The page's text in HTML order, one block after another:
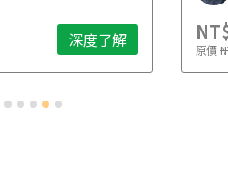
深度了解 原價